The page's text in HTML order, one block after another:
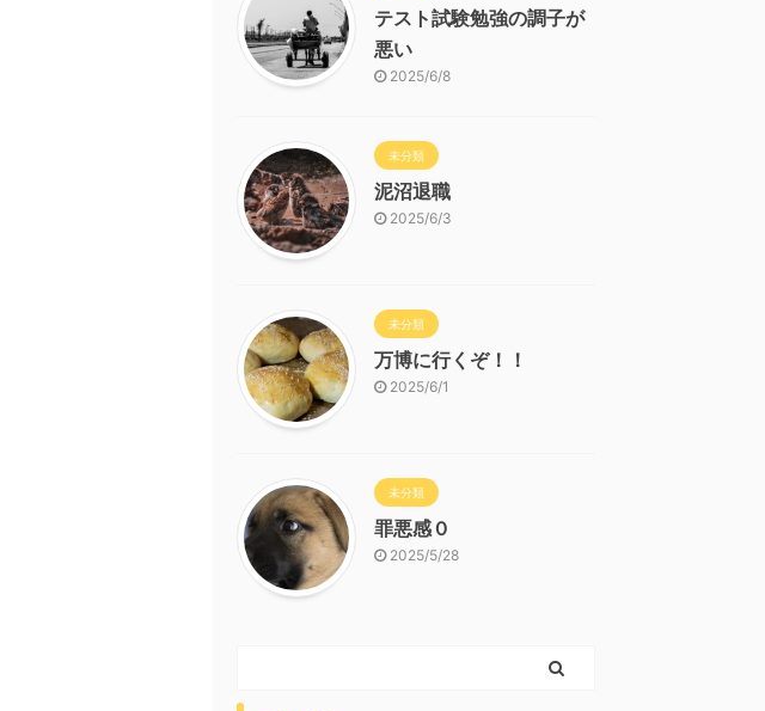
テスト試験勉強の調子が
悪い
2025/6/8
未分類
泥沼退職
2025/6/3
未分類
万博に行くぞ！！
2025/6/1
未分類
罪悪感０
2025/5/28